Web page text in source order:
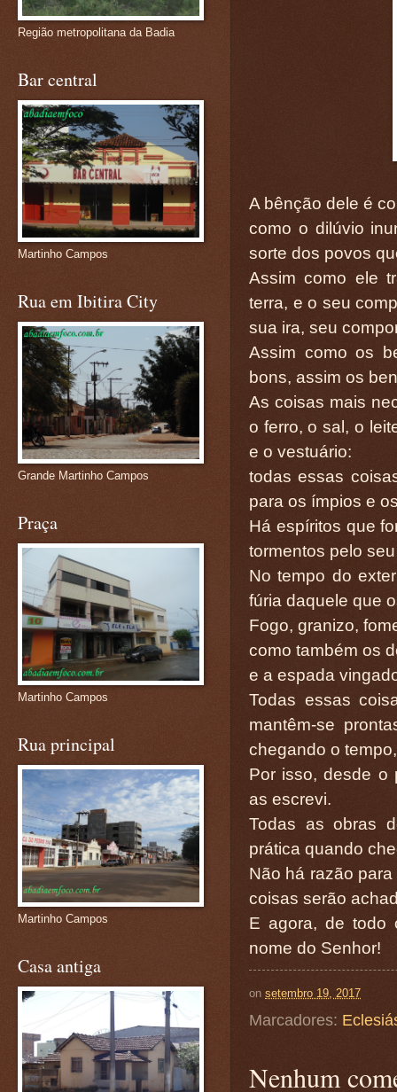
A bênção dele é
como o dilúvio
sorte dos povos
Assim como ele
terra, e o seu
sua ira, seu
Assim como os
bons, assim os
As coisas mais
o ferro, o sal, o
e o vestuário:
todas essas
para os ímpios e
Há espíritos que
tormentos pelo
No tempo do
fúria daquele que
Fogo, granizo,
como também os
e a espada
Todas essas
mantêm-se
chegando o
Por isso, desde o
as escrevi.
Todas as obras
prática quando
Não há razão
coisas serão
E agora, de todo
nome do Senhor!
on setembro 19, 2017
Marcadores:
Nenhum
Região metropolitana da Badia
Bar central
Martinho Campos
Rua em Ibitira City
Grande Martinho Campos
Praça
Martinho Campos
Rua principal
Martinho Campos
Casa antiga